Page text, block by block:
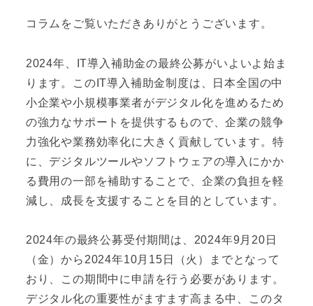
コラムをご覧いただきありがとうございます。
2024年、IT導入補助金の最終公募がいよいよ始ま
ります。このIT導入補助金制度は、日本全国の中
小企業や小規模事業者がデジタル化を進めるため
の強力なサポートを提供するもので、企業の競争
力強化や業務効率化に大きく貢献しています。特
に、デジタルツールやソフトウェアの導入にかか
る費用の一部を補助することで、企業の負担を軽
減し、成長を支援することを目的としています。
2024年の最終公募受付期間は、2024年9月20日
（金）から2024年10月15日（火）までとなって
おり、この期間中に申請を行う必要があります。
デジタル化の重要性がますます高まる中、このタ